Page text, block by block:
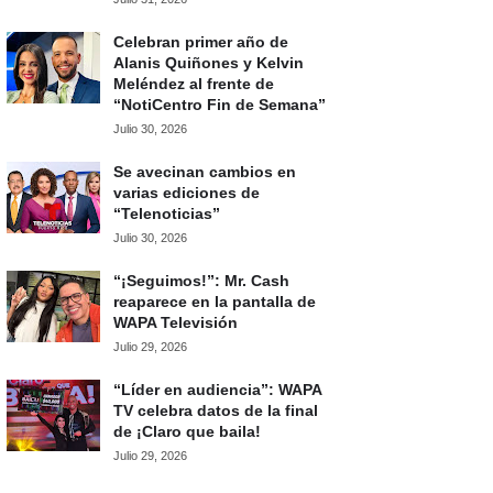
Celebran primer año de
Alanis Quiñones y Kelvin
Meléndez al frente de
“NotiCentro Fin de Semana”
Julio 30, 2026
Se avecinan cambios en
varias ediciones de
“Telenoticias”
Julio 30, 2026
“¡Seguimos!”: Mr. Cash
reaparece en la pantalla de
WAPA Televisión
Julio 29, 2026
“Líder en audiencia”: WAPA
TV celebra datos de la final
de ¡Claro que baila!
Julio 29, 2026